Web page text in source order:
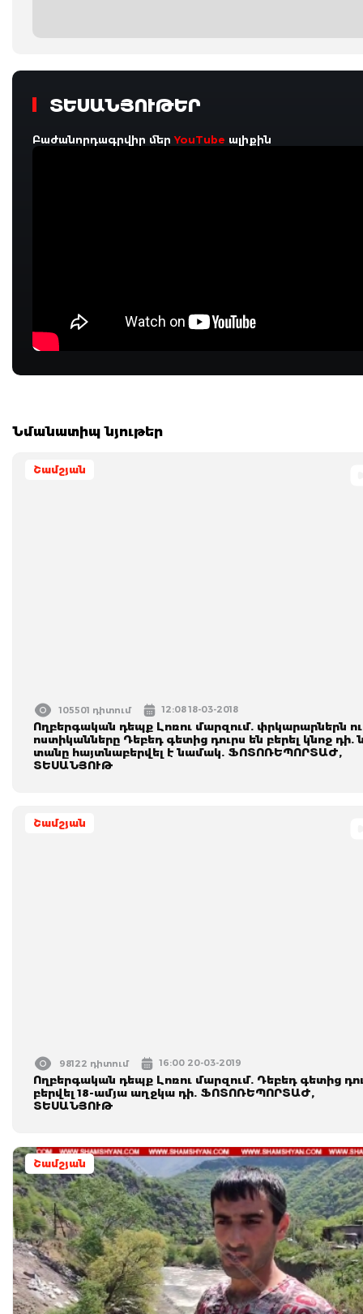
ՏԵՍԱՆՅՈՒԹԵՐ
Բաժանորդագրվիր մերYouTube ալիքին
Նմանատիպ նյութեր
Շամշյան
105501 դիտում 12:08 18-03-2018
Ողբերգական դեպք Լոռու մարզում. փրկարարներն ու
ոստիկանները Դեբեդ գետից դուրս են բերել կնոջ դի.
տանը հայտնաբերվել է նամակ. ՖՈՏՈՌԵՊՈՐՏԱԺ,
ՏԵՍԱՆՅՈՒԹ
Շամշյան
98122 դիտում 16:00 20-03-2019
Ողբերգական դեպք Լոռու մարզում. Դեբեդ գետից
բերվել 18-ամյա աղջկա դի. ՖՈՏՈՌԵՊՈՐՏԱԺ,
ՏԵՍԱՆՅՈՒԹ
Շամշյան